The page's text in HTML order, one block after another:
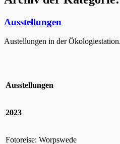
Ausstellungen
Austellungen in der
Ausstellungen
2023
Fotoreise: Worpswede